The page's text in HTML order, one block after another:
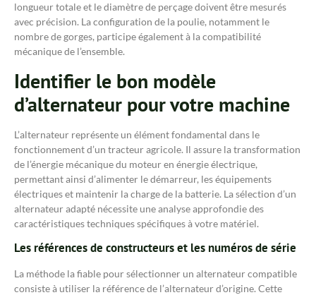
longueur totale et le diamètre de perçage doivent être mesurés
avec précision. La configuration de la poulie, notamment le
nombre de gorges, participe également à la compatibilité
mécanique de l’ensemble.
Identifier le bon modèle
d’alternateur pour votre machine
L’alternateur représente un élément fondamental dans le
fonctionnement d’un tracteur agricole. Il assure la transformation
de l’énergie mécanique du moteur en énergie électrique,
permettant ainsi d’alimenter le démarreur, les équipements
électriques et maintenir la charge de la batterie. La sélection d’un
alternateur adapté nécessite une analyse approfondie des
caractéristiques techniques spécifiques à votre matériel.
Les références de constructeurs et les numéros de série
La méthode la fiable pour sélectionner un alternateur compatible
consiste à utiliser la référence de l’alternateur d’origine. Cette